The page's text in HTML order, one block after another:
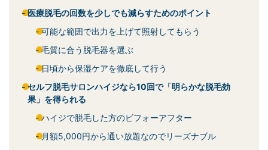
医療脱毛の回数を少しでも減らすためのポイント
可能な範囲で出力を上げて照射してもらう
毛質に合う脱毛器を選ぶ
日頃から保湿ケアを徹底して行う
セルフ脱毛サロンハイジなら10回で「明らかな脱毛効
果」を得られる
ハイジで脱毛した方のビフォーアフター
月額5,000円から通い放題なのでリーズナブル